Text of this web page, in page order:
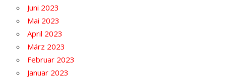
Juni 2023
Mai 2023
April 2023
März 2023
Februar 2023
Januar 2023